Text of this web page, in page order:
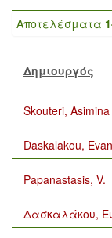
Αποτελέσματα
Δημιουργός
Skouteri, Asimina
Daskalakou,
Papanastasis, V.
Δασκαλάκου,